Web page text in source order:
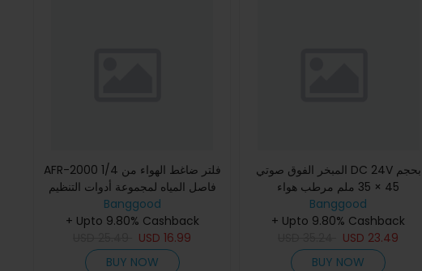
AFR-2000 1/4 فلتر ضاغط الهواء من
فاصل المياه لمجموعة أدوات التنظيم
والقياس
Banggood
+ Upto 9.80% Cashback
USD16.99
BUY NOW
المبخر الفوق صوتي DC 24V بحجم
45 × 35 ملم مرطب هواء
Banggood
+ Upto 9.80% Cashback
USD 23.49
BUY NOW